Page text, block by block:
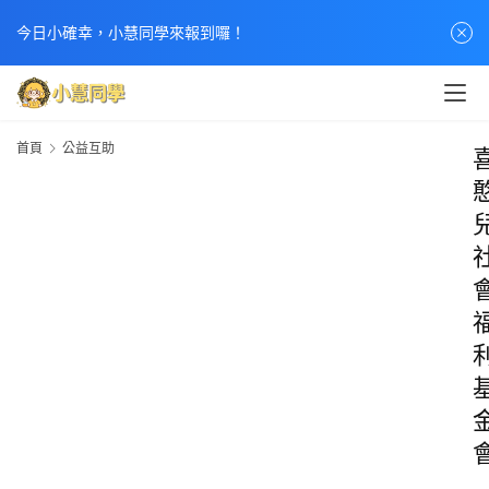
今日小確幸，小慧同學來報到囉！
首頁 公益互助